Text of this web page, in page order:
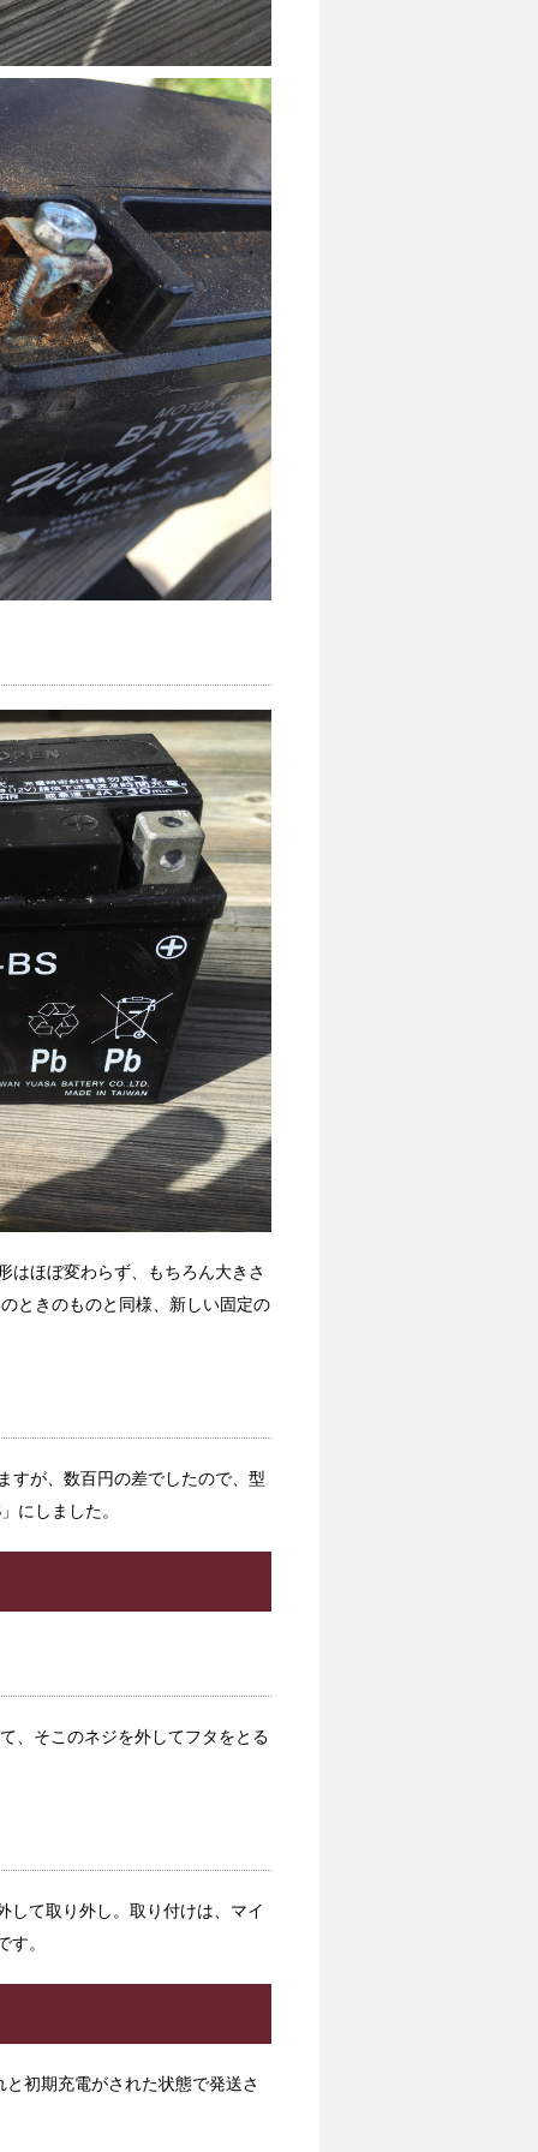
はほぼ変わらず、もちろん大きさ
ときのものと同様、新しい固定の
すが、数百円の差でしたので、型
にしました。
、そこのネジを外してフタをとる
して取り外し。取り付けは、マイ
。
初期充電がされた状態で発送さ